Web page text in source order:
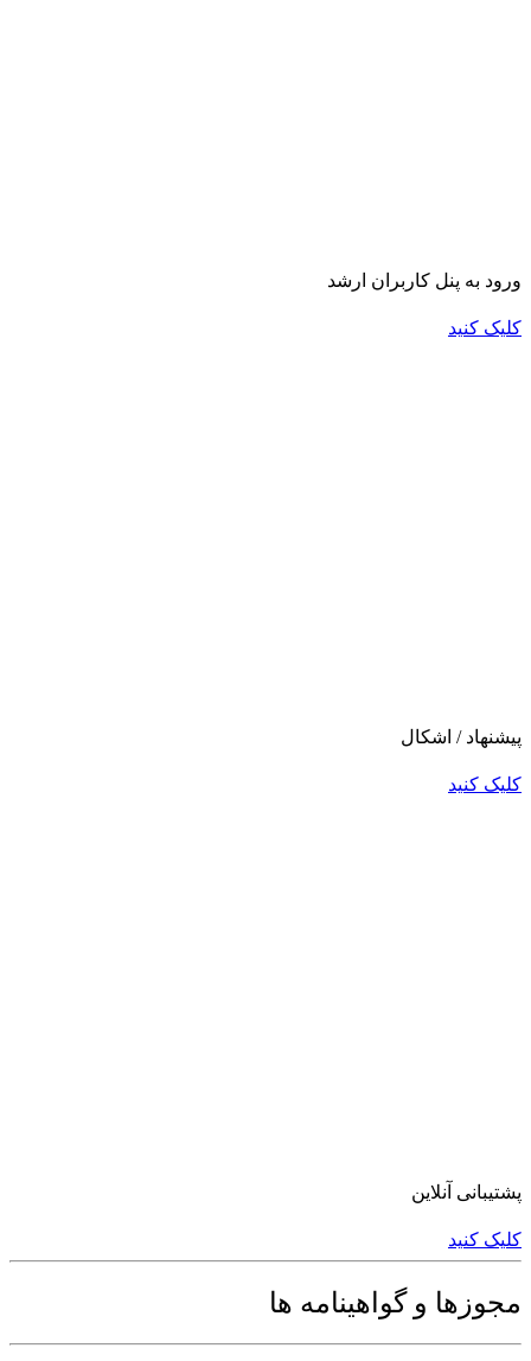
ورود به پنل کاربران ارشد
کلیک کنید
پیشنهاد / اشکال
کلیک کنید
پشتیبانی آنلاین
کلیک کنید
مجوزها و گواهینامه ها